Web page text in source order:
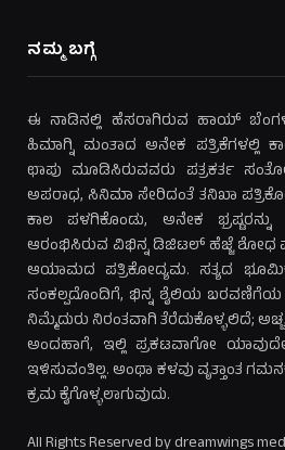
ನಮ್ಮ ಬಗ್ಗೆ
ಈ ನಾಡಿನಲ್ಲಿ ಹೆಸರಾಗಿರುವ ಹಾಯ್
ಹಿಮಾಗ್ನಿ ಮಂತಾದ ಅನೇಕ ಪತ್ರಿಕೆಗಳಲ್ಲಿ
ಛಾಪು ಮೂಡಿಸಿರುವವರು ಪತ್ರಕರ್ತ
ಅಪರಾಧ, ಸಿನಿಮಾ ಸೇರಿದಂತೆ ತನಿಖಾ
ಕಾಲ ಪಳಗಿಕೊಂಡು, ಅನೇಕ
ಆರಂಭಿಸಿರುವ ವಿಭಿನ್ನ ಡಿಜಿಟಲ್ ಹೆಜ್ಜೆ ಶೋಧ
ಆಯಾಮದ ಪತ್ರಿಕೋದ್ಯಮ. ಸತ್ಯದ
ಸಂಕಲ್ಪದೊಂದಿಗೆ, ಭಿನ್ನ ಶೈಲಿಯ ಬರವಣಿಗೆಯ
ನಿಮ್ಮೆದುರು ನಿರಂತವಾಗಿ ತೆರೆದುಕೊಳ್ಳಲಿದೆ;
ಅಂದಹಾಗೆ, ಇಲ್ಲಿ ಪ್ರಕಟವಾಗೋ
ಇಳಿಸುವಂತಿಲ್ಲ. ಅಂಥಾ ಕಳವು ವೃತ್ತಾಂತ
ಕ್ರಮ ಕೈಗೊಳ್ಳಲಾಗುವುದು.
All Rights Reserved by dreamwings